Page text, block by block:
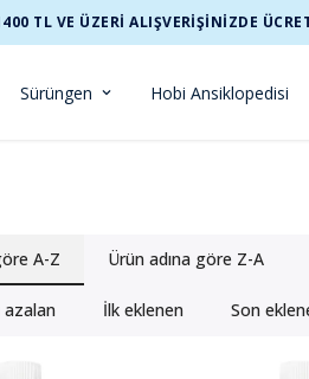
TL VE ÜZERİ ALIŞVERİŞİNİZDE
Sürüngen Hobi Ansiklopedisi
A-Z Ürün adına göre Z-A
azalan İlk eklenen Son